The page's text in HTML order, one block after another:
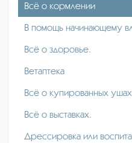
Всё о кормлении
В помощь начинающему
Всё о здоровье.
Ветаптека
Всё о купированных ушах
Всё о выставках.
Дрессировка или